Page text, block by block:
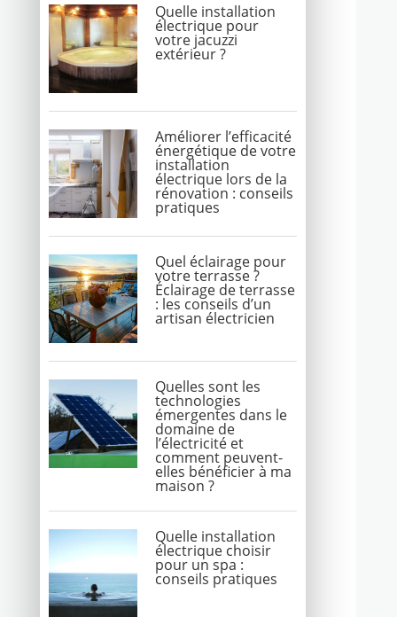
Quelle installation
électrique pour
votre jacuzzi
extérieur ?
Améliorer l’efficacité
énergétique de votre
installation
électrique lors de la
rénovation : conseils
pratiques
Quel éclairage pour
votre terrasse ?
Éclairage de terrasse
: les conseils d’un
artisan électricien
Quelles sont les
technologies
émergentes dans le
domaine de
l’électricité et
comment peuvent-
elles bénéficier à ma
maison ?
Quelle installation
électrique choisir
pour un spa :
conseils pratiques